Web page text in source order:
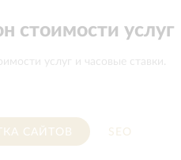
стоимости услуг
услуг и часовые ставки.
САЙТОВ SEO